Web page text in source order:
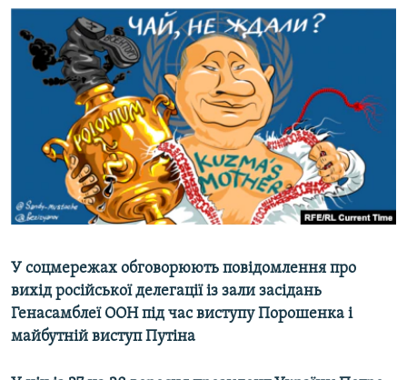
ІНТЕРВ'Ю
ВСЕ ЗА ДЕНЬ
СПЕЦПРОЕКТИ
ДЕПОРТАЦІЯ
ВІДЕОУРОКИ «ELIFBE»
СВІДЧЕННЯ ОКУПАЦІЇ
УКРАЇНСЬКА ПРОБЛЕМА КРИМУ
ЯК ОБІЙТИ БЛОКУВАННЯ
Русский
Qırımtatar
Усі сайти RFE/RL
У соцмережах обговорюють повідомлення про
вихід російської делегації із зали засідань
Генасамблеї ООН під час виступу Порошенка і
майбутній виступ Путіна